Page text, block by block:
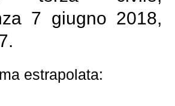
7 giugno 2018,
estrapolata: